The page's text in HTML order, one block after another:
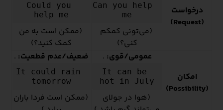
درخواست
(Request)
Can you help
me
(می‌تونی کمکم
کنی؟)
Could you
help me
(ممکن است به من
کمک کنید؟)
امکان
(Possibility)
عمومی/قوی: .
It can be
hot in July
(هوا در جولای
ضعیف/عدم قطعیت: .
It could rain
tomorrow
(ممکن است فردا باران